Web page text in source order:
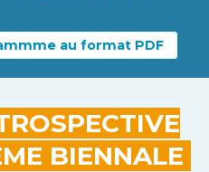
au format PDF
BIENNALE